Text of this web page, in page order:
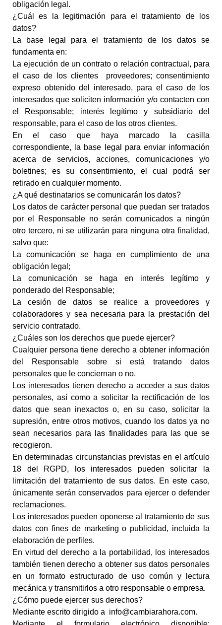
obligación legal.
¿Cuál es la legitimación para el tratamiento de los
datos?
La base legal para el tratamiento de los datos se
fundamenta en:
La ejecución de un contrato o relación contractual, para
el caso de los clientes
proveedores; consentimiento
expreso obtenido del interesado, para el caso de los
interesados que soliciten información y/o contacten con
el Responsable; interés legítimo y subsidiario del
responsable, para el caso de los otros clientes.
En el caso que haya marcado la casilla
correspondiente, la base legal para enviar información
acerca de servicios, acciones, comunicaciones y/o
boletines; es su consentimiento, el cual podrá ser
retirado en cualquier momento.
¿A qué destinatarios se comunicarán los datos?
Los datos de carácter personal que puedan ser tratados
por el Responsable no serán comunicados a ningún
otro tercero, ni se utilizarán para ninguna otra finalidad,
salvo que:
La comunicación se haga en cumplimiento de una
obligación legal;
La comunicación se haga en interés legítimo y
ponderado del Responsable;
La cesión de datos se realice a proveedores y
colaboradores y sea necesaria para la prestación del
servicio contratado.
¿Cuáles son los derechos que puede ejercer?
Cualquier persona tiene derecho a obtener información
del Responsable sobre si está tratando datos
personales que le conciernan o no.
Los interesados tienen derecho a acceder a sus datos
personales, así como a solicitar la rectificación de los
datos que sean inexactos o, en su caso, solicitar la
supresión, entre otros motivos, cuando los datos ya no
sean necesarios para las finalidades para las que se
recogieron.
En determinadas circunstancias previstas en el artículo
18 del RGPD, los interesados pueden solicitar la
limitación del tratamiento de sus datos. En este caso,
únicamente serán conservados para ejercer o defender
reclamaciones.
Los interesados pueden oponerse al tratamiento de sus
datos con fines de marketing o publicidad, incluida la
elaboración de perfiles.
En virtud del derecho a la portabilidad, los interesados
también tienen derecho a obtener sus datos personales
en un formato estructurado de uso común y lectura
mecánica y transmitirlos a otro responsable o empresa.
¿Cómo puede ejercer sus derechos?
Mediante escrito dirigido a info@cambiarahora.com.